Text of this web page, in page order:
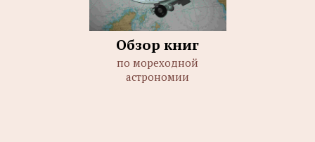
Обзор книг
по мореходной
астрономии